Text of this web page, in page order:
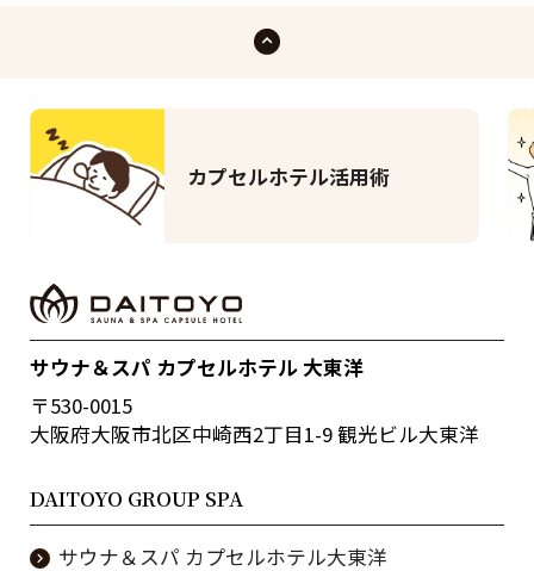
カプセルホテル活用術
サウナ＆スパ カプセルホテル 大東洋
〒530-0015
大阪府大阪市北区中崎西2丁目1-9 観光ビル大東洋
DAITOYO GROUP SPA
サウナ＆スパ カプセルホテル大東洋